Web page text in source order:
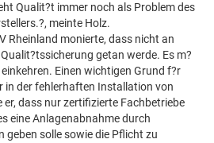
Qualit?t immer noch als Problem des
meinte Holz.
Rheinland monierte, dass nicht an
getan werde. Es m?
Einen wichtigen Grund f?r
in der fehlerhaften Installation von
dass nur zertifizierte Fachbetriebe
eine Anlagenabnahme durch
geben solle sowie die Pflicht zu